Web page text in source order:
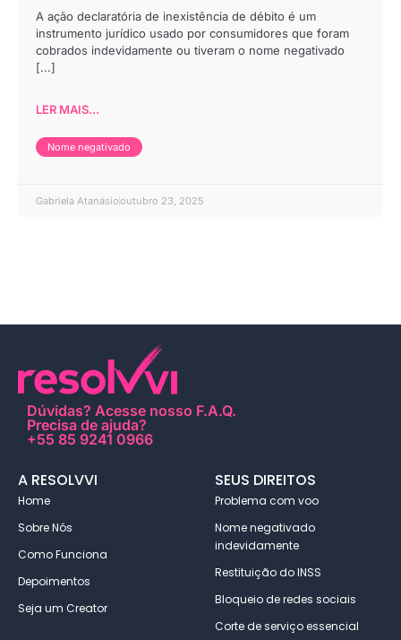
A ação declaratória de inexistência de débito é um
instrumento jurídico usado por consumidores que foram
cobrados indevidamente ou tiveram o nome negativado
[...]
LER MAIS...
Nome negativado
Gabriela Atanásiooutubro 23, 2025
Dúvidas? Acesse nosso F.A.Q.
Precisa de ajuda?
+55 85 9241 0966
A RESOLVVI
Home
Sobre Nós
Como Funciona
Depoimentos
Seja um Creator
SEUS DIREITOS
Problema com voo
Nome negativado
indevidamente
Restituição do INSS
Bloqueio de redes sociais
Corte de serviço essencial